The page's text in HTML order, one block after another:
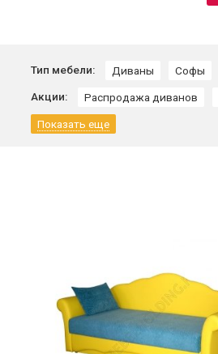
Тип мебели: Диваны Софы
Акции:
Распродажа диванов
Показать еще